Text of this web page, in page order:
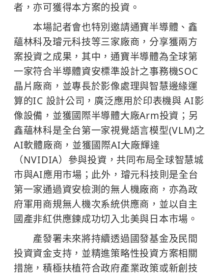
者，亦可獲得本方案的投資。
本場記者會也特別邀請通寶半導體、鑫
蘊林科及璿元科技等三家廠商，分享獲兩方
案投資之成果，其中，通寶半導體為全球第
一家符合半導體資安標準設計之事務機SOC
晶片廠商，並專長於影像處理與智慧邊緣運
算的IC 設計公司，廣泛應用於印表機與 AI影
像設備，並獲國際半導體大廠Arm投資；另
鑫蘊林科是全台第一家視覺語言模型(VLM)之
AI軟體廠商，並獲國際AI大廠輝達
（NVIDIA）參與投資，共同布局全球智慧城
市與AI應用市場；此外，璿元科技則是全台
第一家通過資安檢測的無人機廠商，亦為政
府軍用商規無人機次系統供應商，並以自主
國產非紅供應鍊成功切入北美與日本市場。
產發署未來將持續透過國發基金及民間
投資資金支持，並精進策略性投資方案相關
措施，積極扶植符合政府產業政策或新創技